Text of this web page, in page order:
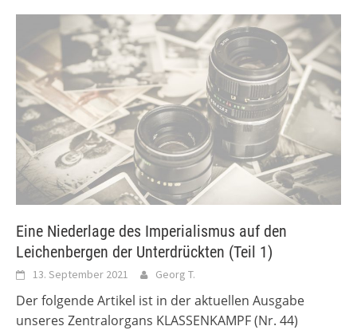
Eine Niederlage des Imperialismus auf den
Leichenbergen der Unterdrückten (Teil 1)
13. September 2021 Georg T.
Der folgende Artikel ist in der aktuellen Ausgabe
unseres Zentralorgans KLASSENKAMPF (Nr. 44)